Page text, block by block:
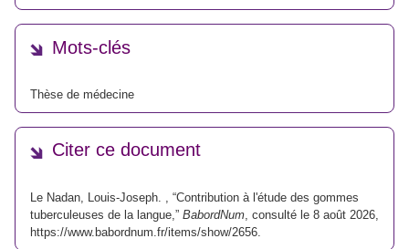
Mots-clés
Thèse de médecine
Citer ce document
Le Nadan, Louis-Joseph. , “Contribution à l'étude des gommes
tuberculeuses de la langue,” BabordNum , consulté le 8 août 2026,
https://www.babordnum.fr/items/show/2656